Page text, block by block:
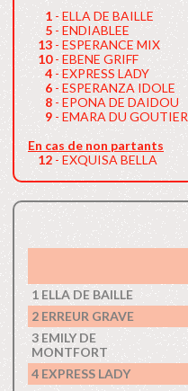
1- ELLA DE BAILLE
5- ENDIABLEE
13- ESPERANCE MIX
10- EBENE GRIFF
4- EXPRESS LADY
6- ESPERANZA IDOLE
8- EPONA DE DAIDOU
9- EMARA DU GOUTIER
En cas de non partants
12- EXQUISA BELLA
1 ELLA DE BAILLE
2 ERREUR GRAVE
3 EMILY DE
MONTFORT
4 EXPRESS LADY